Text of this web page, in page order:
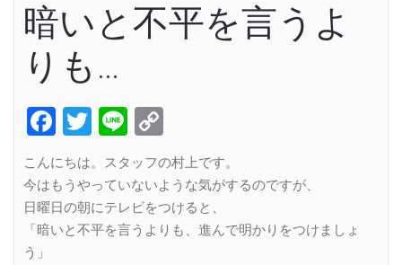
暗いと不平を言うよ
りも…
Facebook
Twitter
Line
Link
こんにちは。スタッフの村上です。
今はもうやっていないような気がするのですが、
日曜日の朝にテレビをつけると、
「暗いと不平を言うよりも、進んで明かりをつけましょ
う」